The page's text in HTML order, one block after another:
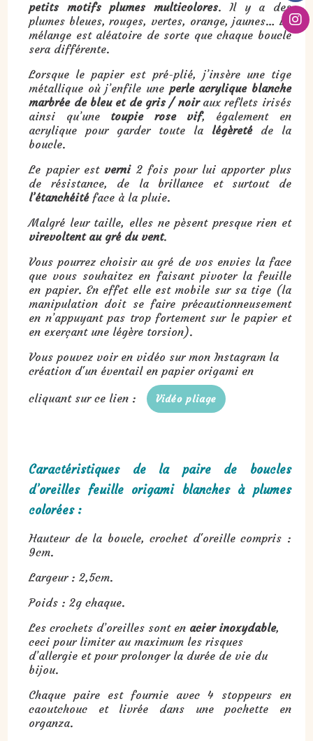
petits motifs plumes multicolores. Il y a des
plumes bleues, rouges, vertes, orange, jaunes… Le
mélange est aléatoire de sorte que chaque boucle
sera différente.
Lorsque le papier est pré-plié, j’insère une tige
métallique où j’enfile une perle acrylique blanche
marbrée de bleu et de gris / noiraux reflets irisés
ainsi qu’une toupie rose vif, également en
acrylique pour garder toute la légèretéde la
boucle.
Le papier est verni2 fois pour lui apporter plus
de résistance, de la brillance et surtout de
l’étanchéitéface à la pluie.
Malgré leur taille, elles ne pèsent presque rien et
virevoltent au gré du vent.
Vous pourrez choisir au gré de vos envies la face
que vous souhaitez en faisant pivoter la feuille
en papier. En effet elle est mobile sur sa tige (la
manipulation doit se faire précautionneusement
en n’appuyant pas trop fortement sur le papier et
en exerçant une légère torsion).
Vous pouvez voir en vidéo sur mon Instagram la
création d'un éventail en papier origami en
cliquant sur ce lien :
Vidéo pliage
Caractéristiques de la paire de boucles
d’oreilles feuille origami blanches à plumes
colorées :
Hauteur de la boucle, crochet d'oreille compris :
9cm.
Largeur : 2,5cm.
Poids : 2g chaque.
Les crochets d’oreilles sont en acier inoxydable,
ceci pour limiter au maximum les risques
d’allergie et pour prolonger la durée de vie du
bijou.
Chaque paire est fournie avec 4 stoppeurs en
caoutchouc et livrée dans une pochette en
organza.